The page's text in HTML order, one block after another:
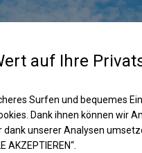
auf Ihre
Surfen und bequemes
Dank ihnen können wir
unserer Analysen
AKZEPTIEREN“.